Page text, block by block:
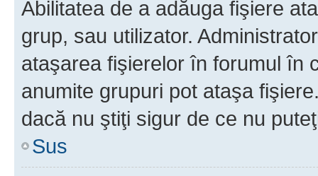
Abilitatea de a adăuga fişiere
grup, sau utilizator.
ataşarea fişierelor în forumul în
anumite grupuri pot ataşa
dacă nu ştiţi sigur de ce nu
Sus